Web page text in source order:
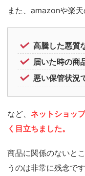
また、amazonや楽天
高騰した悪質
届いた時の商
悪い保管状況
など、 ネットショッ
く目立ちました。
商品に関係のないと
うのは非常に残念です